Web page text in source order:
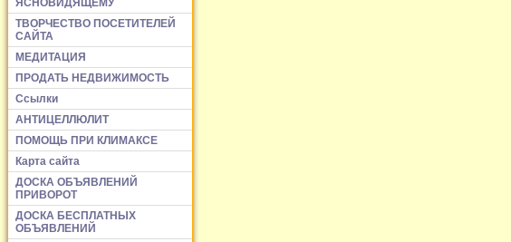
ТВОРЧЕСТВО ПОСЕТИТЕЛЕЙ
САЙТА
МЕДИТАЦИЯ
ПРОДАТЬ НЕДВИЖИМОСТЬ
Ссылки
АНТИЦЕЛЛЮЛИТ
ПОМОЩЬ ПРИ КЛИМАКСЕ
Карта сайта
ДОСКА ОБЪЯВЛЕНИЙ
ПРИВОРОТ
ДОСКА БЕСПЛАТНЫХ
ОБЪЯВЛЕНИЙ